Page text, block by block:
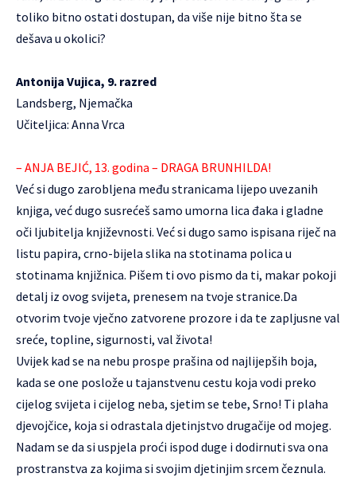
toliko bitno ostati dostupan, da više nije bitno šta se
dešava u okolici?
Antonija Vujica, 9. razred
Landsberg, Njemačka
Učiteljica: Anna Vrca
– ANJA BEJIĆ, 13. godina – DRAGA BRUNHILDA!
Već si dugo zarobljena među stranicama lijepo uvezanih
knjiga, već dugo susrećeš samo umorna lica đaka i gladne
oči ljubitelja književnosti. Već si dugo samo ispisana riječ na
listu papira, crno-bijela slika na stotinama polica u
stotinama knjižnica. Pišem ti ovo pismo da ti, makar pokoji
detalj iz ovog svijeta, prenesem na tvoje stranice.Da
otvorim tvoje vječno zatvorene prozore i da te zapljusne val
sreće, topline, sigurnosti, val života!
Uvijek kad se na nebu prospe prašina od najlijepših boja,
kada se one poslože u tajanstvenu cestu koja vodi preko
cijelog svijeta i cijelog neba, sjetim se tebe, Srno! Ti plaha
djevojčice, koja si odrastala djetinjstvo drugačije od mojeg.
Nadam se da si uspjela proći ispod duge i dodirnuti sva ona
prostranstva za kojima si svojim djetinjim srcem čeznula.